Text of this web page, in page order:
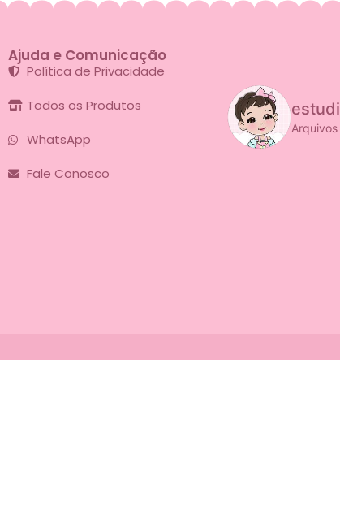
Ajuda e Comunicação
Política de Privacidade
Todos os Produtos
WhatsApp
Fale Conosco